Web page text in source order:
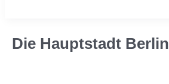
Die Hauptstadt Berlin